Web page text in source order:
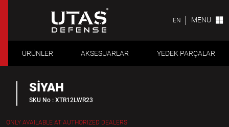
EN MENU
ÜRÜNLER AKSESUARLAR YEDEK PARÇALAR
SİYAH
SKU No : XTR12LWR23
ONLY AVAILABLE AT AUTHORIZED DEALERS